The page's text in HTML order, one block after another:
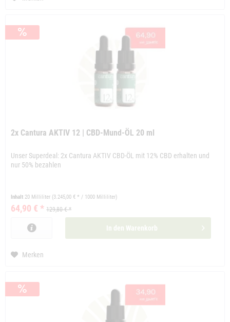
2x Cantura AKTIV 12 | CBD-Mund-ÖL 20 ml
Unser Superdeal: 2x Cantura AKTIV CBD-ÖL mit 12% CBD erhalten und
nur 50% bezahlen
Inhalt 20 Milliliter (3.245,00 € * / 1000 Milliliter)
64,90 € * 129,80 € *
In den Warenkorb
Merken